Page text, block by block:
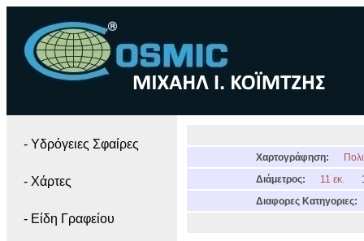
- Yδρόγειες Σφαίρες
- Χάρτες
- Είδη Γραφείου
Χαρτογράφηση:
Διάμετρος:
11 εκ.
Διαφορες Κατηγοριες: